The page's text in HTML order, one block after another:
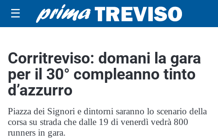
☰
Corritreviso: domani la gara
per il 30° compleanno tinto
d’azzurro
Piazza dei Signori e dintorni saranno lo scenario della
corsa su strada che dalle 19 di venerdì vedrà 800
runners in gara.